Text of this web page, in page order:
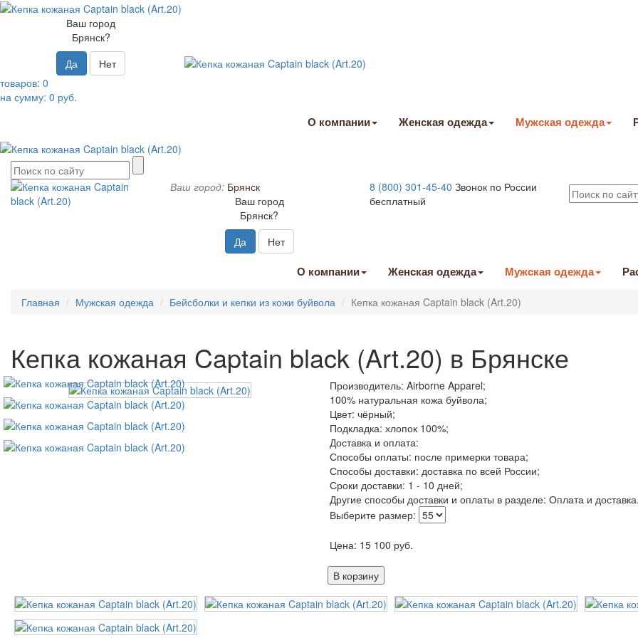
Ваш город
Брянск?
Да
Нет
товаров: 0
на сумму: 0 руб.
О компании Женская одежда Мужская одежда
Ваш город: Брянск
Ваш город
Брянск?
Да
Нет
8 (800) 301-45-40 Звонок по России
бесплатный
О компании Женская одежда Мужская одежда
Главная Мужская одежда Бейсболки и кепки из кожи буйвола Кепка кожаная Captain black (Art.20)
Кепка кожаная Captain black (Art.20) в Брянске
Производитель: Airborne Apparel;
100% натуральная кожа буйвола;
Цвет: чёрный;
Подкладка: хлопок 100%;
Доставка и оплата:
Способы оплаты: после примерки товара;
Способы доставки: доставка по всей России;
Сроки доставки: 1 - 10 дней;
Другие способы доставки и оплаты в разделе: Оплата и
Выберите размер:
Цена: 15 100 руб.
В корзину